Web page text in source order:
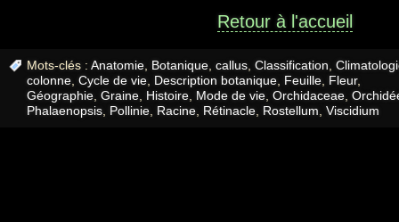
Retour à l'accueil
Mots-clés : Anatomie, Botanique, callus, Classification,
colonne, Cycle de vie, Description botanique, Feuille, Fleur,
Géographie, Graine, Histoire, Mode de vie, Orchidaceae,
Phalaenopsis, Pollinie, Racine, Rétinacle, Rostellum, Viscidium